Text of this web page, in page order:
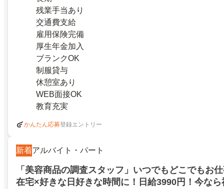
残業手当あり
交通費支給
雇用保険完備
厚生年金加入
ブランクOK
制服貸与
休憩室あり
WEB面接OK
教育充実
かんたん応募登録エントリー
新着アルバイト・パート
「美容商品の調査スタッフ」いつでもどこでもお
在宅×好きな日好きな時間に！日給3990円！今な